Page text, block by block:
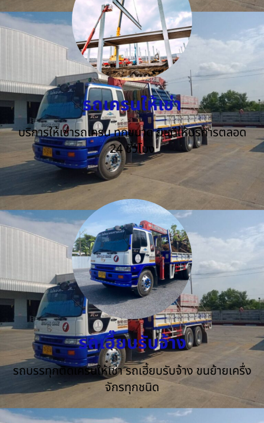
รถเครนให้เช่า
บริการให้เช่ารถเครน ทุกขนาด ยินดีให้บริการตลอด
24 ชั่วโมง
รถเฮี๊ยบรับจ้าง
รถบรรทุกติดเครนให้เช่า รถเฮี้ยบรับจ้าง ขนย้ายเครื่ง
จักรทุกชนิด